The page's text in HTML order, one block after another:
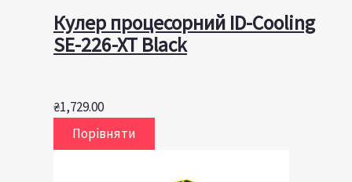
Кулер процесорний ID-Cooling
SE-226-XT Black
₴1,729.00
Порівняти